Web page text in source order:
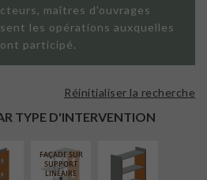
maîtres d'ouvrages
les opérations auxquelles
participé.
TYPE D'INTERVENTION
Réinitialiser la recherche
FAÇADE SUR
SUPPORT
LINÉAIRE
ISOLATION
INTÉRIEURE
RÉFECTION DES
TOITURES